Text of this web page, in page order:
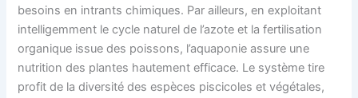
besoins en intrants chimiques. Par ailleurs, en exploitant
intelligemment le cycle naturel de l’azote et la fertilisation
organique issue des poissons, l’aquaponie assure une
nutrition des plantes hautement efficace. Le système tire
profit de la diversité des espèces piscicoles et végétales,